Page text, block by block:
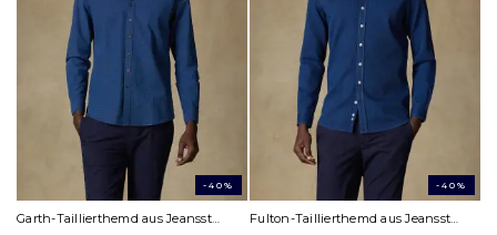
-40%
Garth-Taillierthemd aus Jeansstoff
-40%